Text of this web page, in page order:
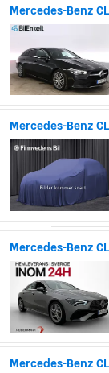
Mercedes var
att fronten och
(1951). Till den
med
vid plötsliga ryck
Mercedes-Benz